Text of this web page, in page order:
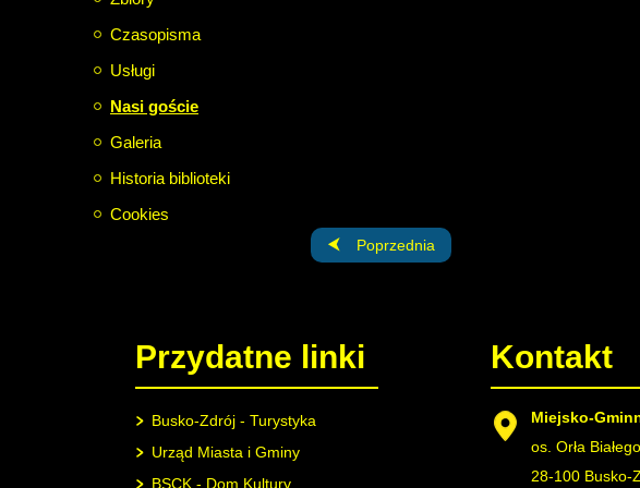
Czasopisma
Usługi
Nasi goście
Galeria
Historia biblioteki
Cookies
Poprzednia strona: Leon Popek
Poprzednia
Przydatne linki
Busko-Zdrój - Turystyka
Urząd Miasta i Gminy
BSCK - Dom Kultury
Kontakt
Miejsko-
os. Orła
28-100 Busko-